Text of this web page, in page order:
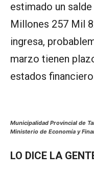
estimado un
Millones 257 Mil
ingresa,
marzo tienen
estados
Municipalidad Provincial de
Ministerio de Economía y
LO DICE LA